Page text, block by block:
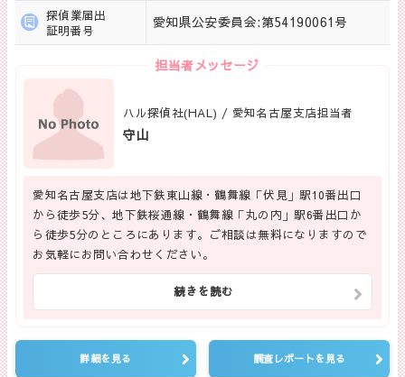
探偵業届出
証明番号
愛知県公安委員会:第54190061号
担当者メッセージ
ハル探偵社(HAL) / 愛知名古屋支店担当者
守山
愛知名古屋支店は地下鉄東山線・鶴舞線「伏見」駅10番出口
から徒歩5分、地下鉄桜通線・鶴舞線「丸の内」駅6番出口か
ら徒歩5分のところにあります。ご相談は無料になりますので
お気軽にお問い合わせください。
続きを読む
詳細を見る 調査レポートを見る